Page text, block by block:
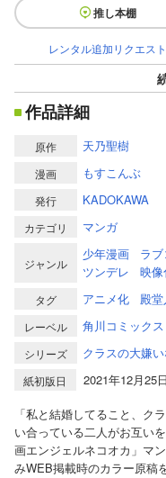
推し本棚
レンタル追加リクエスト
作品詳細
原作 天乃聖樹
漫画 もすこんぶ
発行 KADOKAWA
カテゴリ マンガ
ジャンル
少年漫画 ラブ
ツンデレ
映
タグ アニメ化 殿堂
レーベル 角川コミック
シリーズ クラスの大嫌
紙初版日
2021年12月25日
「私と結婚してること、ク
い合っている二人がお互い
画エンジェルネコオカ」マ
みWEB掲載時のカラー原稿